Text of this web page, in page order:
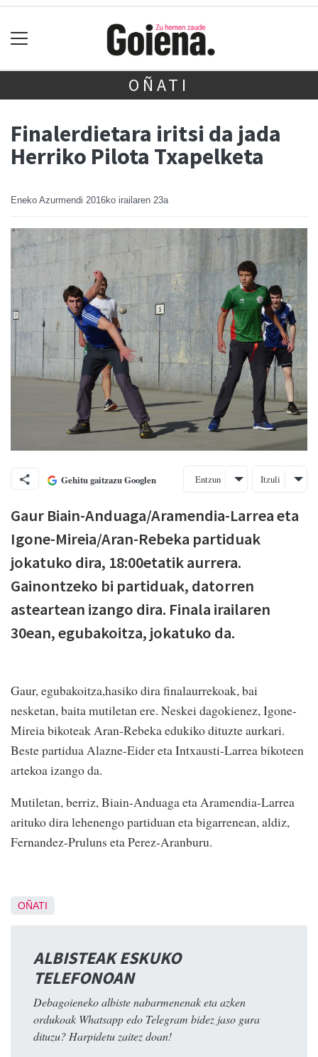
OÑATI
Finalerdietara iritsi da jada
Herriko Pilota Txapelketa
Eneko Azurmendi 2016ko irailaren 23a
Gehitu gaitzazu Googlen Entzun Itzuli
Gaur Biain-Anduaga/Aramendia-Larrea eta
Igone-Mireia/Aran-Rebeka partiduak
jokatuko dira, 18:00etatik aurrera.
Gainontzeko bi partiduak, datorren
asteartean izango dira. Finala irailaren
30ean, egubakoitza, jokatuko da.
Gaur, egubakoitza,hasiko dira finalaurrekoak, bai
nesketan, baita mutiletan ere. Neskei dagokienez, Igone-
Mireia bikoteak Aran-Rebeka edukiko dituzte aurkari.
Beste partidua Alazne-Eider eta Intxausti-Larrea bikoteen
artekoa izango da.
Mutiletan, berriz, Biain-Anduaga eta Aramendia-Larrea
arituko dira lehenengo partiduan eta bigarrenean, aldiz,
Fernandez-Pruluns eta Perez-Aranburu.
OÑATI
ALBISTEAK ESKUKO
TELEFONOAN
Debagoieneko albiste nabarmenenak eta azken
ordukoak Whatsapp edo Telegram bidez jaso gura
dituzu? Harpidetu zaitez doan!